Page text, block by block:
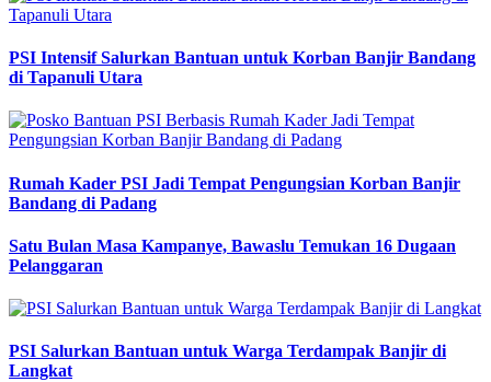
PSI Intensif Salurkan Bantuan untuk Korban Banjir Bandang
di Tapanuli Utara
Rumah Kader PSI Jadi Tempat Pengungsian Korban Banjir
Bandang di Padang
Satu Bulan Masa Kampanye, Bawaslu Temukan 16 Dugaan
Pelanggaran
PSI Salurkan Bantuan untuk Warga Terdampak Banjir di
Langkat